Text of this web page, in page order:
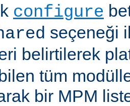
configure
seçeneği
belirtilerek
tüm
bir MPM